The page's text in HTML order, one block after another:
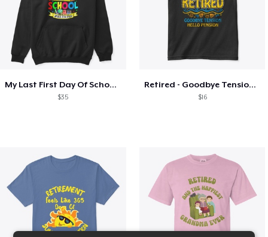
My Last First Day Of School Retiring
$35
Retired - Goodbye Tension Hello Pension
$16